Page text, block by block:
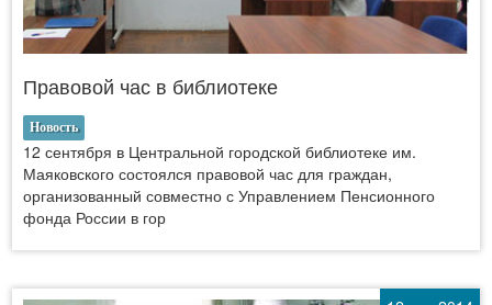
Правовой час в библиотеке
Новость
12 сентября в Центральной городской библиотеке им.
Маяковского состоялся правовой час для граждан,
организованный совместно с Управлением Пенсионного
фонда России в гор